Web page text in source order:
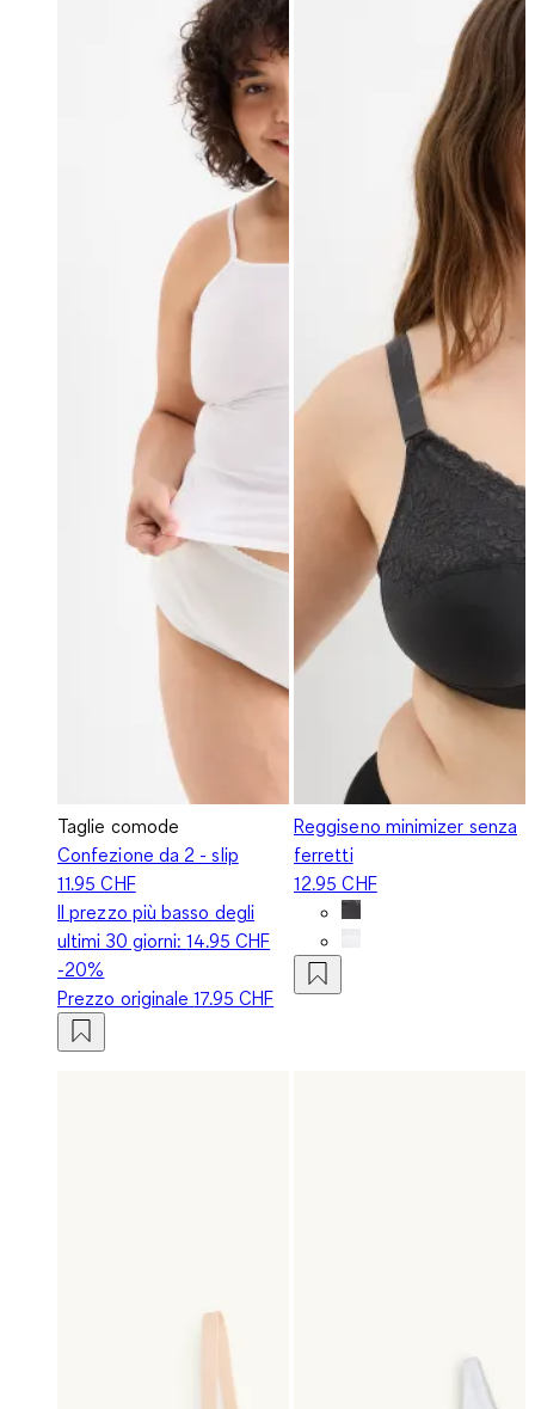
Taglie comode
Confezione da 2 - slip
11.95 CHF
Il prezzo più basso degli
ultimi 30 giorni:14.95 CHF
-20%
Prezzo originale17.95 CHF
Reggiseno minimizer senza
ferretti
12.95 CHF